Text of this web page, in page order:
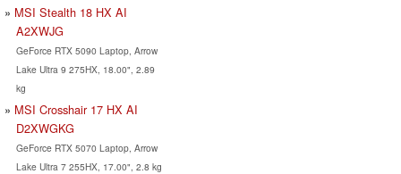
MSI Stealth 18 HX AI
A2XWJG
GeForce RTX 5090 Laptop, Arrow
Lake Ultra 9 275HX, 18.00", 2.89
kg
MSI Crosshair 17 HX AI
D2XWGKG
GeForce RTX 5070 Laptop, Arrow
Lake Ultra 7 255HX, 17.00", 2.8 kg